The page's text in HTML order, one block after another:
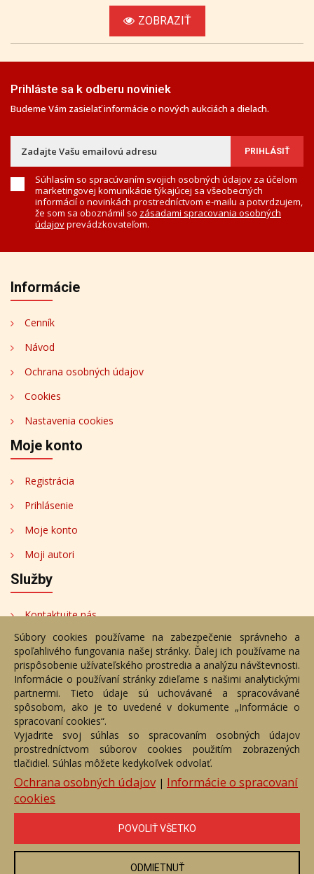
ZOBRAZIŤ
Prihláste sa k odberu noviniek
Budeme Vám zasielať informácie o nových aukciách a dielach.
Súhlasím so spracúvaním svojich osobných údajov za účelom
marketingovej komunikácie týkajúcej sa všeobecných
informácií o novinkách prostredníctvom e-mailu a potvrdzujem,
že som sa oboznámil so zásadami spracovania osobných
údajovprevádzkovateľom.
Informácie
Cenník
Návod
Ochrana osobných údajov
Cookies
Nastavenia cookies
Moje konto
Registrácia
Prihlásenie
Moje konto
Moji autori
Služby
Kontaktujte nás
Bezplatné poradenstvo
Adresa
Nižný Hrušov 333, 094 22,
Slovenská republika
+421 905 356 921
+421 905 959 101
eantik@eantik.sk
Kontakt
Bezplatné poradenstvo
Biografie autorov
Súbory cookies používame na zabezpečenie správneho a
spoľahlivého fungovania našej stránky. Ďalej ich používame na
prispôsobenie užívateľského prostredia a analýzu návštevnosti.
Informácie o používaní stránky zdieľame s našimi analytickými
partnermi. Tieto údaje sú uchovávané a spracovávané
spôsobom, ako je to uvedené v dokumente „Informácie o
spracovaní cookies“.
Vyjadrite svoj súhlas so spracovaním osobných údajov
prostredníctvom súborov cookies použitím zobrazených
tlačidiel. Súhlas môžete kedykoľvek odvolať.
Ochrana osobných údajov| Informácie o spracovaní
cookies
POVOLIŤ VŠETKO
ODMIETNUŤ